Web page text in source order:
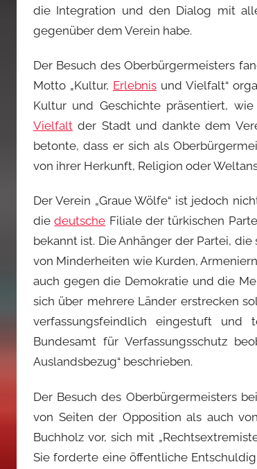
die Integration und den Dialog mit
gegenüber dem Verein habe.
Der Besuch des Oberbürgermeisters
Motto „Kultur, Erlebnisund Vielfalt“
Kultur und Geschichte präsentiert,
Vielfalt der Stadt und dankte dem
betonte, dass er sich als
von ihrer Herkunft, Religion oder
Der Verein „Graue Wölfe“ ist jedoch
diedeutsche Filiale der türkischen
bekannt ist. Die Anhänger der Partei,
von Minderheiten wie Kurden,
auch gegen die Demokratie und die
sich über mehrere Länder erstrecken
verfassungsfeindlich eingestuft und
Bundesamt für Verfassungsschutz
Auslandsbezug“ beschrieben.
Der Besuch des Oberbürgermeisters
von Seiten der Opposition als auch
Buchholz vor, sich mit
Sie forderte eine öffentliche